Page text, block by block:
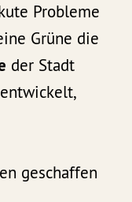
Probleme
Grüne die
der Stadt
geschaffen